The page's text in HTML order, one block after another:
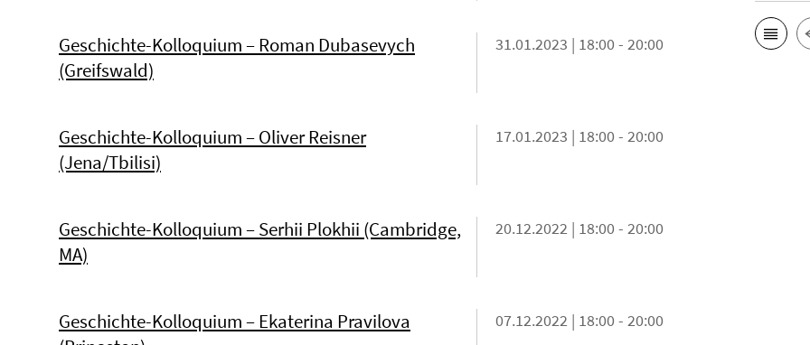
Geschichte-Kolloquium – Roman Dubasevych
(Greifswald)
31.01.2023 | 18:00 - 20:00
Geschichte-Kolloquium – Oliver Reisner
(Jena/Tbilisi)
17.01.2023 | 18:00 - 20:00
Geschichte-Kolloquium – Serhii Plokhii (Cambridge,
MA)
20.12.2022 | 18:00 - 20:00
Geschichte-Kolloquium – Ekaterina Pravilova
07.12.2022 | 18:00 - 20:00